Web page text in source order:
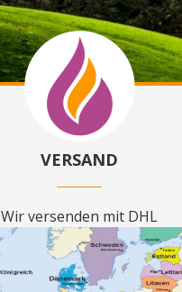
VERSAND
Wir versenden mit DHL